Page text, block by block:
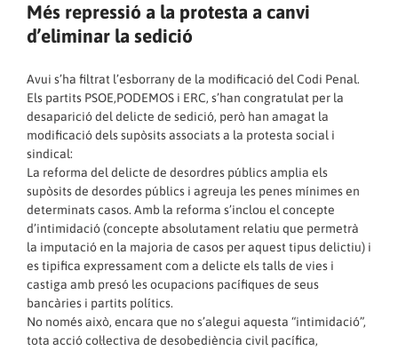
Més repressió a la protesta a canvi
d’eliminar la sedició
Avui s’ha filtrat l’esborrany de la modificació del Codi Penal.
Els partits PSOE,PODEMOS i ERC, s’han congratulat per la
desaparició del delicte de sedició, però han amagat la
modificació dels supòsits associats a la protesta social i
sindical:
La reforma del delicte de desordres públics amplia els
supòsits de desordes públics i agreuja les penes mínimes en
determinats casos. Amb la reforma s’inclou el concepte
d’intimidació (concepte absolutament relatiu que permetrà
la imputació en la majoria de casos per aquest tipus delictiu) i
es tipifica expressament com a delicte els talls de vies i
castiga amb presó les ocupacions pacífiques de seus
bancàries i partits polítics.
No només això, encara que no s’alegui aquesta “intimidació”,
tota acció col·lectiva de desobediència civil pacífica,